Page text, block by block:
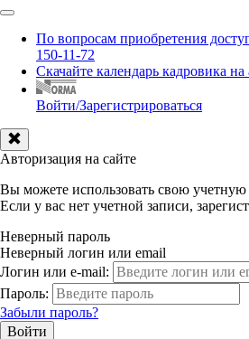
По вопросам приобретения
150-11-72
Скачайте календарь кадровика на
Войти/Зарегистрироваться
Авторизация на сайте
Вы можете использовать свою учетную
Если у вас нет учетной записи,
Неверный пароль
Неверный логин или email
Логин или e-mail:
Пароль:
Забыли пароль?